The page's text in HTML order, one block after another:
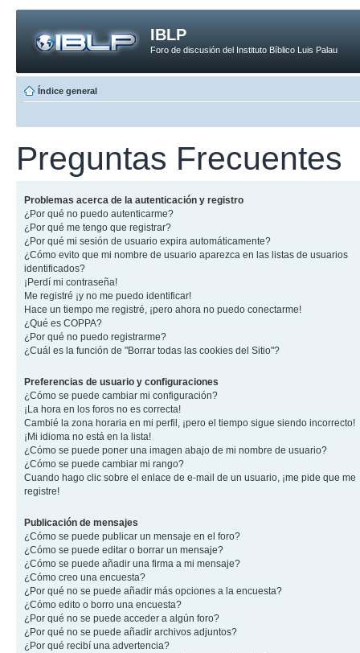
IBLP
Foro de discusión del Instituto Bíblico Luis Palau
Índice general
Preguntas Frecuentes
Problemas acerca de la autenticación y registro
¿Por qué no puedo autenticarme?
¿Por qué me tengo que registrar?
¿Por qué mi sesión de usuario expira automáticamente?
¿Cómo evito que mi nombre de usuario aparezca en las listas de usuarios
identificados?
¡Perdí mi contraseña!
Me registré ¡y no me puedo identificar!
Hace un tiempo me registré, ¡pero ahora no puedo conectarme!
¿Qué es COPPA?
¿Por qué no puedo registrarme?
¿Cuál es la función de "Borrar todas las cookies del Sitio"?
Preferencias de usuario y configuraciones
¿Cómo se puede cambiar mi configuración?
¡La hora en los foros no es correcta!
Cambié la zona horaria en mi perfil, ¡pero el tiempo sigue siendo incorrecto!
¡Mi idioma no está en la lista!
¿Cómo se puede poner una imagen abajo de mi nombre de usuario?
¿Cómo se puede cambiar mi rango?
Cuando hago clic sobre el enlace de e-mail de un usuario, ¡me pide que me
registre!
Publicación de mensajes
¿Cómo se puede publicar un mensaje en el foro?
¿Cómo se puede editar o borrar un mensaje?
¿Cómo se puede añadir una firma a mi mensaje?
¿Cómo creo una encuesta?
¿Por qué no se puede añadir más opciones a la encuesta?
¿Cómo edito o borro una encuesta?
¿Por qué no se puede acceder a algún foro?
¿Por qué no se puede añadir archivos adjuntos?
¿Por qué recibí una advertencia?